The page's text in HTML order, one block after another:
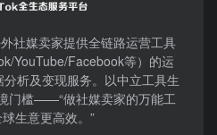
社媒卖家提供全链路运营工具
YouTube/Facebook等）​的运
析及变现服务。以中立工具生
门槛——“做社媒卖家的万能工
生意更高效。”